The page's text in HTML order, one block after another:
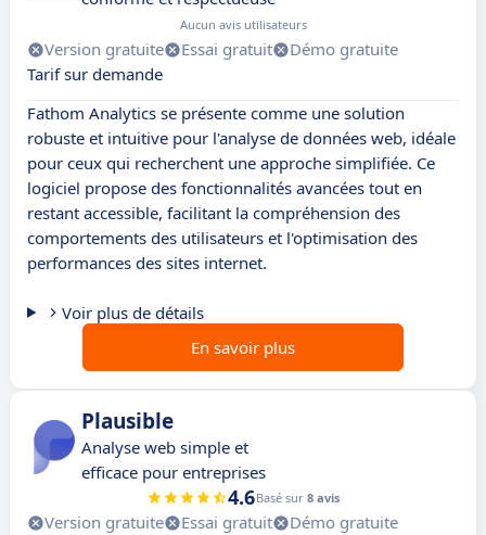
Aucun avis utilisateurs
Version gratuite Essai gratuit
Démo gratuite
Tarif sur demande
Fathom Analytics se présente comme une solution
robuste et intuitive pour l'analyse de données web, idéale
pour ceux qui recherchent une approche simplifiée. Ce
logiciel propose des fonctionnalités avancées tout en
restant accessible, facilitant la compréhension des
comportements des utilisateurs et l'optimisation des
performances des sites internet.
Voir plus de détails
En savoir plus
Plausible
Analyse web simple et
efficace pour entreprises
4.6Basé sur 8 avis
Version gratuite Essai gratuit
Démo gratuite